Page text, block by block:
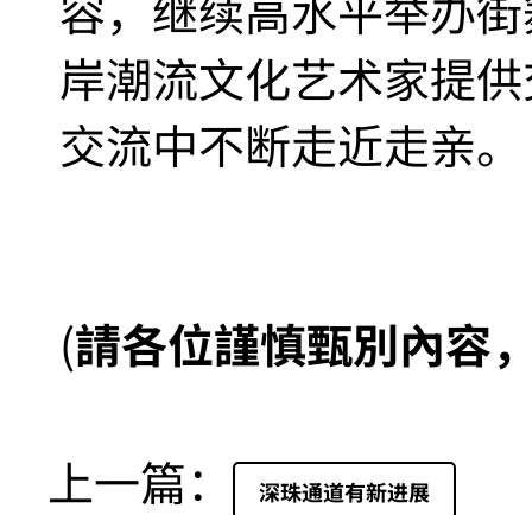
岸潮流文化艺术家提
交流中不断走近走亲。
(請各位謹慎甄別內容
上一篇： 深珠通道有新进展